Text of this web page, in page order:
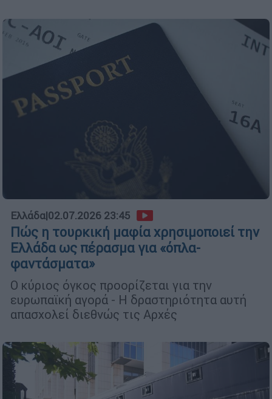
Ελλάδα|02.07.2026 23:45
Πώς η τουρκική μαφία χρησιμοποιεί την
Ελλάδα ως πέρασμα για «όπλα-
φαντάσματα»
Ο κύριος όγκος προορίζεται για την
ευρωπαϊκή αγορά - Η δραστηριότητα αυτή
απασχολεί διεθνώς τις Αρχές